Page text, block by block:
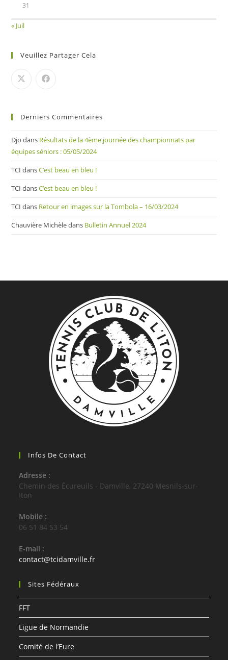
31
« Juil
Veuillez Partager Cela
Derniers Commentaires
Djo dans Résultats de la 4ème journée des championnats par
équipes séniors : 05/05/2024
TCI dansC’est beau en bleu !
TCI dansC’est beau en bleu !
TCI dans Retour en images sur la Tombola – 16/03/2024
Chauvière Michèledans Bulletin Annuel 2024
Infos De Contact
Adresse :
Chemin des Écureuils - Damville, 27240 Mesnils-sur-
Iton
Mobile :
06 51 84 53 54
E-mail :
contact@tcidamville.fr
Sites Fédéraux
FFT
Ligue de Normandie
Comité de l’Eure